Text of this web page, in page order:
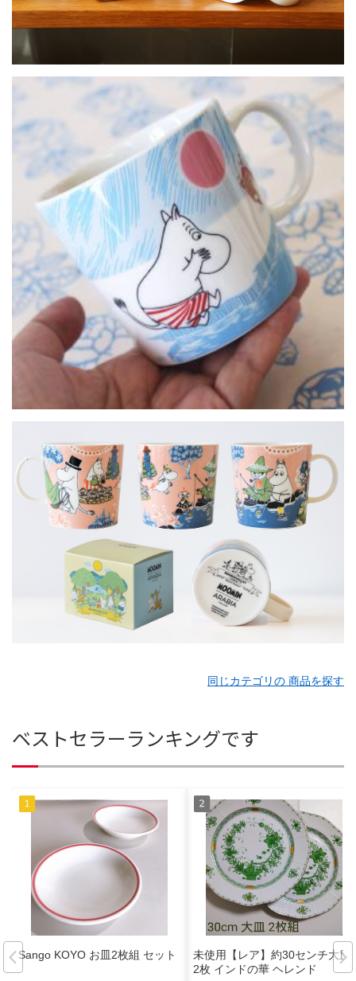
同じカテゴリの 商品を探す
ベストセラーランキングです
Sango KOYO お皿2枚組 セット
未使用【レア】約30センチ大皿
2枚 インドの華 ヘレンド